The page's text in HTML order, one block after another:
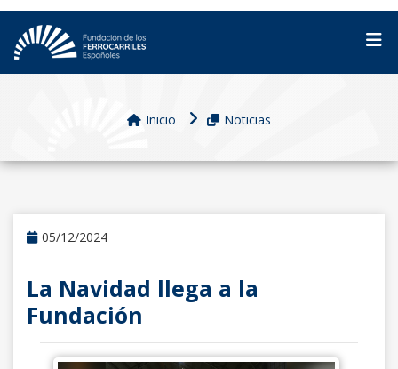
Inicio Noticias
05/12/2024
La Navidad llega a la
Fundación